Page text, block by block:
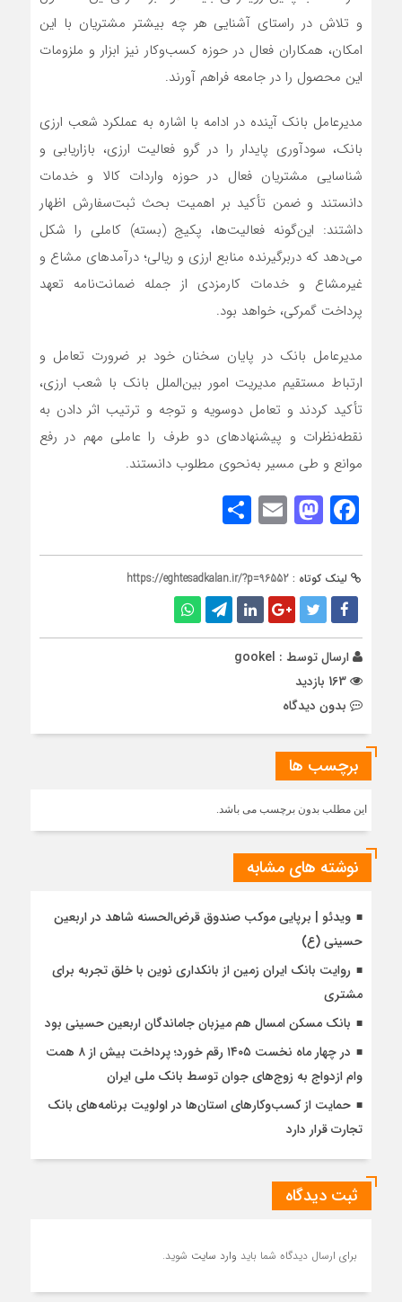
و تلاش در راستای آشنایی هر چه بیشتر مشتریان با این
امکان، همکاران فعال در حوزه کسب‌وکار نیز ابزار و ملزومات
این محصول را در جامعه فراهم آورند.
مدیرعامل بانک آینده در ادامه با اشاره به عملکرد شعب ارزی
بانک، سودآوری پایدار را در گرو فعالیت ارزی، بازاریابی و
شناسایی مشتریان فعال در حوزه واردات کالا و خدمات
دانستند و ضمن تأکید بر اهمیت بحث ثبت‌سفارش اظهار
داشتند: این‌گونه فعالیت‌ها، پکیج (بسته‌) کاملی را شکل
می‌دهد که دربرگیرنده منابع ارزی و ریالی؛ درآمدهای مشاع و
غیرمشاع و خدمات کارمزدی از جمله ضمانت‌نامه تعهد
پرداخت گمرکی، خواهد بود.
مدیرعامل بانک در پایان سخنان خود بر ضرورت تعامل و
ارتباط مستقیم مدیریت امور بین‌الملل بانک با شعب ارزی،
تأکید کردند و تعامل دوسویه و توجه و ترتیب اثر دادن به
نقطه‌نظرات و پیشنهادهای دو طرف را عاملی مهم در رفع
موانع و طی مسیر به‌نحوی مطلوب دانستند.
Facebook
Mastodon
Email
لینک کوتاه : https://eghtesadkalan.ir/?p=96552
ارسال توسط : gookel
بدون دیدگاه
برچسب ها
این مطلب بدون برچسب می باشد.
نوشته های مشابه
ویدئو | برپایی موکب صندوق قرض‌الحسنه شاهد در اربعین
حسینی (ع)
روایت بانک ایران زمین از بانکداری نوین با خلق تجربه برای
مشتری
بانک مسکن امسال هم میزبان جاماندگان اربعین حسینی بود
در چهار ماه نخست ۱۴۰۵ رقم خورد؛ پرداخت بیش از ۸ همت
وام ازدواج به زوج‌های جوان توسط بانک ملی ایران
حمایت از کسب‌وکارهای استان‌ها در اولویت برنامه‌های بانک
تجارت قرار دارد
ثبت دیدگاه
برای ارسال دیدگاه شما باید وارد سایت شوید.